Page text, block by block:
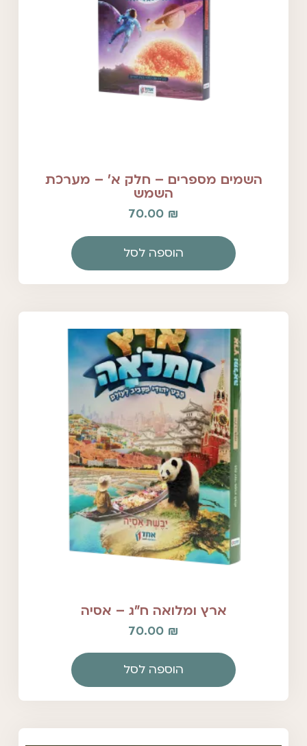
השמים מספרים – חלק א' – מערכת
השמש
70.00 ₪
הוספה לסל
ארץ ומלואה ח"ג – אסיה
70.00 ₪
הוספה לסל